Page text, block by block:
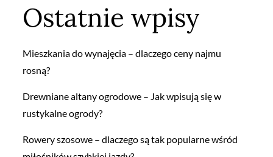
Ostatnie wpisy
Mieszkania do wynajęcia – dlaczego ceny najmu
rosną?
Drewniane altany ogrodowe – Jak wpisują się w
rustykalne ogrody?
Rowery szosowe – dlaczego są tak popularne wśród